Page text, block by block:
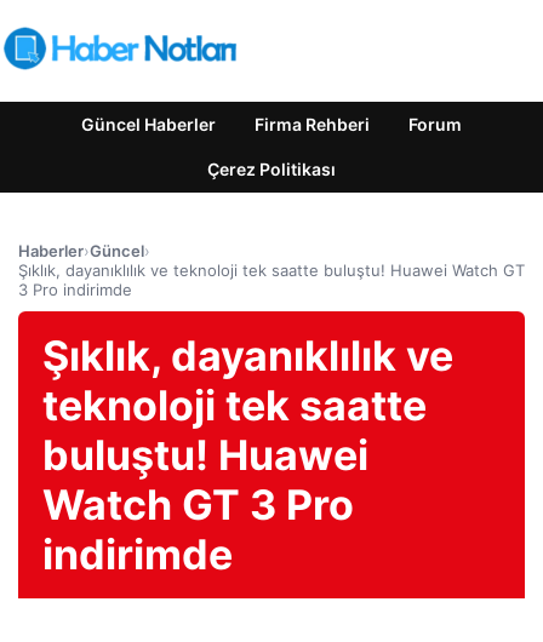
Güncel Haberler Firma Rehberi Forum
Çerez Politikası
Haberler›Güncel›
Şıklık, dayanıklılık ve teknoloji tek saatte buluştu! Huawei Watch GT
3 Pro indirimde
Şıklık, dayanıklılık ve
teknoloji tek saatte
buluştu! Huawei
Watch GT 3 Pro
indirimde